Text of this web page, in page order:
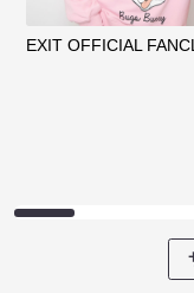
EXIT OFFICIAL